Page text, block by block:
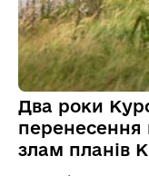
Два роки
перенесення
злам планів